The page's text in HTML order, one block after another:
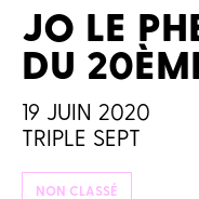
JO LE
DU
19 JUIN 2020
TRIPLE SEPT
NON CLASSÉ